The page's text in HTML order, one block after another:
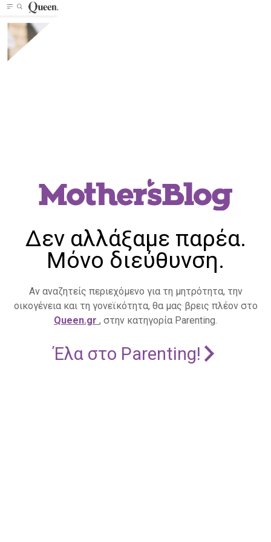
Δεν αλλάξαμε παρέα.
Μόνο διεύθυνση.
Αν αναζητείς περιεχόμενο για τη μητρότητα, την
οικογένεια και τη γονεϊκότητα, θα μας βρεις πλέον στο
Queen.gr , στην κατηγορία Parenting.
Έλα στο Parenting!